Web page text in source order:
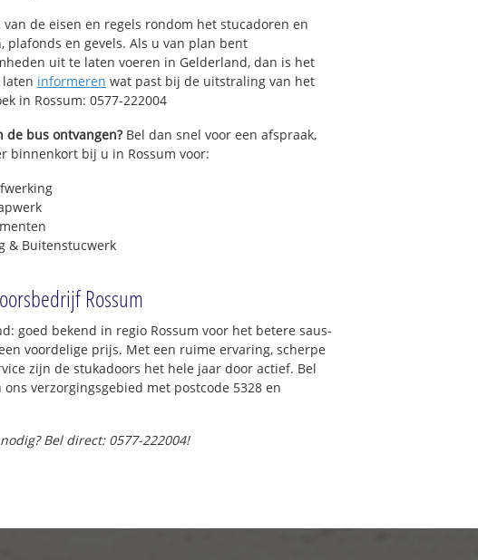
de eisen en regels rondom het stucadoren en
plafonds en gevels. Als u van plan bent
uit te laten voeren in Gelderland, dan is het
informeren wat past bij de uitstraling van het
in Rossum: 0577-222004
de bus ontvangen?Bel dan snel voor een afspraak,
binnenkort bij u in Rossum voor:
& Buitenstucwerk
Rossum
goed bekend in regio Rossum voor het betere saus-
voordelige prijs. Met een ruime ervaring, scherpe
zijn de stukadoors het hele jaar door actief. Bel
verzorgingsgebied met postcode 5328 en
Bel direct: 0577-222004!